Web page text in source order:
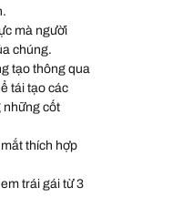
mà người
chúng.
tạo thông qua
tái tạo các
những cốt
thích hợp
trái gái từ 3